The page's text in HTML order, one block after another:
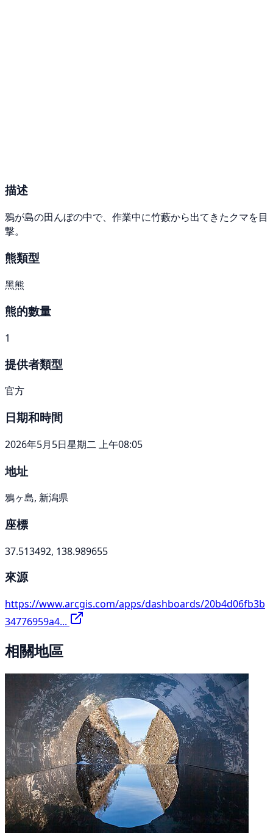
描述
鴉が島の田んぼの中で、作業中に竹藪から出てきたクマを目
撃。
熊類型
黑熊
熊的數量
1
提供者類型
官方
日期和時間
2026年5月5日星期二 上午08:05
地址
鴉ヶ島, 新潟県
座標
37.513492, 138.989655
來源
https://www.arcgis.com/apps/dashboards/20b4d06fb3b
34776959a4...
相關地區